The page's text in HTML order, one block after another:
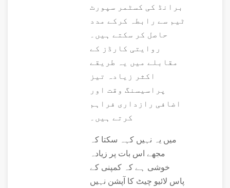
برانڈ کی کسٹمر سپورٹ
ٹیم سے رابطہ کرکے مدد
حاصل کر سکتے ہیں۔
روایتی کارڈز کے
مقابلے میں یہ طریقے
اکثر زیادہ تیز
پراسیسنگ وقت اور
اضافی رازداری فراہم
کرتے ہیں۔
میں یہ نہیں کہہ سکتا کہ
مجھے اس بات پر زیادہ
خوشی ہے کہ کمپنی کے
پاس لائیو چیٹ کا آپشن نہیں